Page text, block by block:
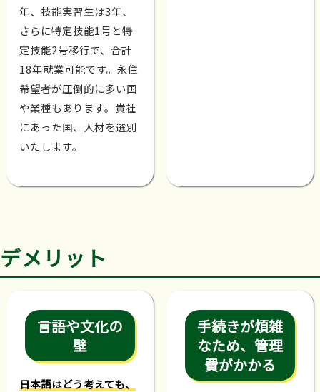
年、技能実習生は3年、
さらに特定技能1号と特
定技能2号移行で、合計
18年就業可能です。永住
希望者が圧倒的に多い国
や業種もあります。貴社
にあった国、人材を選別
いたします。
デメリット
言語や文化の
壁
日本語はどう考えても、
手続きが煩雑
なため、管理
費がかかる